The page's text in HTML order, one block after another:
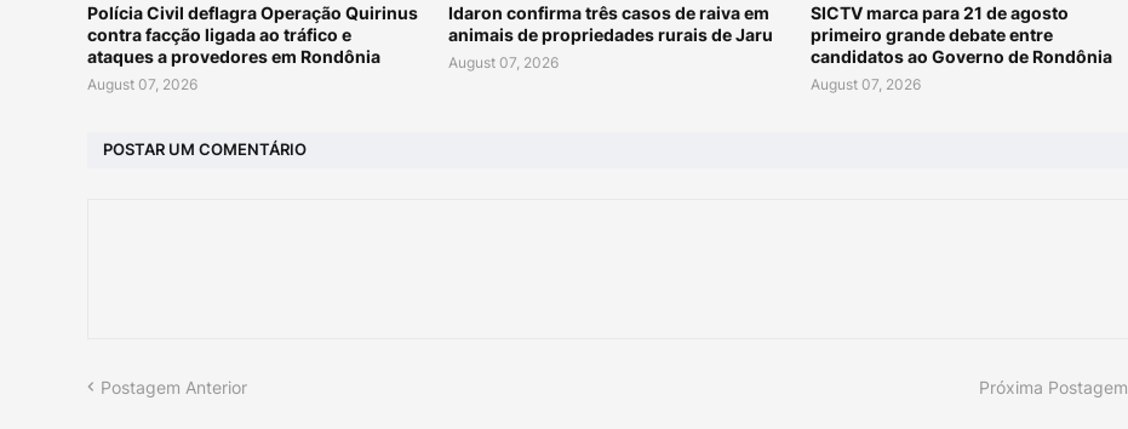
Polícia Civil deflagra Operação Quirinus
contra facção ligada ao tráfico e
ataques a provedores em Rondônia
August 07, 2026
Idaron confirma três casos de raiva em
animais de propriedades rurais de Jaru
August 07, 2026
SICTV marca para 21 de agosto
primeiro grande debate entre
candidatos ao Governo de Rondônia
August 07, 2026
POSTAR UM COMENTÁRIO
Postagem Anterior Próxima Postagem